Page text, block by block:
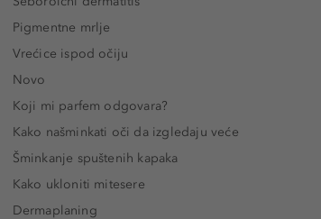
Pigmentne mrlje
Vrećice ispod očiju
Novo
Koji mi parfem odgovara?
Kako našminkati oči da izgledaju veće
Šminkanje spuštenih kapaka
Kako ukloniti mitesere
Dermaplaning